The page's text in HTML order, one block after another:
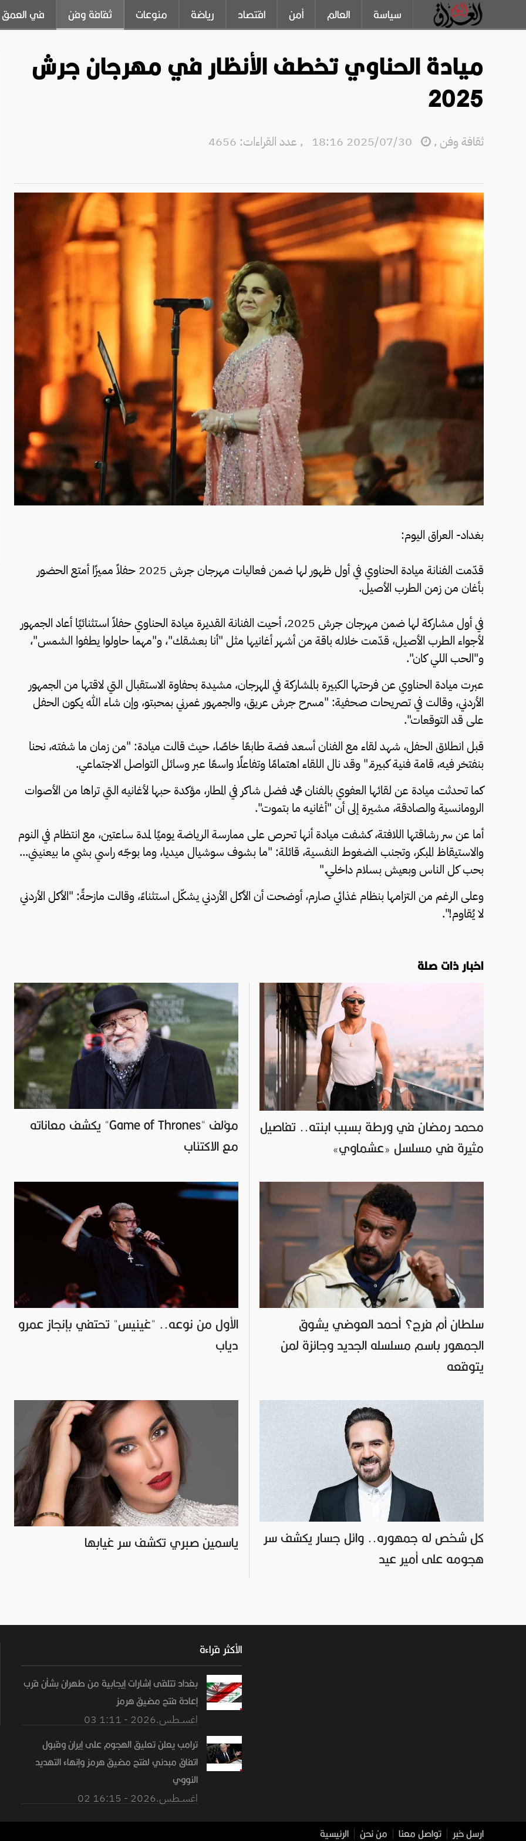
سياسة العالم أمن اقتصاد رياضة منوعات ثقافة وفن في العمق
ميادة الحناوي تخطف الأنظار في مهرجان جرش
2025
ثقافة وفن ,
, عدد القراءات: 4656
بغداد- العراق اليوم:
قدّمت الفنانة ميادة الحناوي في أول ظهور لها ضمن فعاليات مهرجان جرش 2025 حفلاً مميزًا أمتع الحضور
بأغان من زمن الطرب الأصيل.
في أول مشاركة لها ضمن مهرجان جرش 2025، أحيت الفنانة القديرة ميادة الحناوي حفلاً استثنائيًا أعاد الجمهور
لأجواء الطرب الأصيل، قدّمت خلاله باقة من أشهر أغانيها مثل "أنا بعشقك"، و"مهما حاولوا يطفوا الشمس"،
و"الحب اللي كان".
عبرت ميادة الحناوي عن فرحتها الكبيرة بالمشاركة في المهرجان، مشيدة بحفاوة الاستقبال التي لاقتها من الجمهور
الأردني، وقالت في تصريحات صحفية: "مسرح جرش عريق، والجمهور غمرني بمحبتو، وإن شاء الله يكون الحفل
على قد التوقعات".
قبل انطلاق الحفل، شهد لقاء مع الفنان أسعد فضة طابعًا خاصًا، حيث قالت ميادة: "من زمان ما شفته، نحنا
بنفتخر فيه، قامة فنية كبيرة." وقد نال اللقاء اهتمامًا وتفاعلًا واسعًا عبر وسائل التواصل الاجتماعي.
كما تحدثت ميادة عن لقائها العفوي بالفنان محمد فضل شاكر في المطار، مؤكدة حبها لأغانيه التي تراها من الأصوات
الرومانسية والصادقة، مشيرة إلى أن "أغانيه ما بتموت".
أما عن سر رشاقتها اللافتة، كشفت ميادة أنها تحرص على ممارسة الرياضة يوميًا لمدة ساعتين، مع انتظام في النوم
والاستيقاظ المبكر، وتجنب الضغوط النفسية، قائلة: "ما بشوف سوشيال ميديا، وما بوجّه راسي بشي ما بيعنيني...
بحب كل الناس وبعيش بسلام داخلي."
وعلى الرغم من التزامها بنظام غذائي صارم، أوضحت أن الأكل الأردني يشكّل استثناءً، وقالت مازحةً: "الأكل الأردني
لا يُقاوم!".
اخبار ذات صلة
مؤلف "Game of Thrones" يكشف معاناته
مع الاكتئاب
محمد رمضان في ورطة بسبب ابنته.. تفاصيل
مثيرة في مسلسل «عشماوي»
الأول من نوعه.. "غينيس" تحتفي بإنجاز عمرو
دياب
سلطان أم فرج؟ أحمد العوضي يشوق
الجمهور باسم مسلسله الجديد وجائزة لمن
يتوقعه
ياسمين صبري تكشف سر غيابها
كل شخص له جمهوره.. وائل جسار يكشف سر
هجومه على أمير عيد
الأكثر قراءة
بغداد تتلقى إشارات إيجابية من طهران بشأن قرب
إعادة فتح مضيق هرمز
03 اغســطس.2026 - 1:11
ترامب يعلن تعليق الهجوم على إيران وقبول
اتفاق مبدئي لفتح مضيق هرمز وإنهاء التهديد
النووي
02 اغســطس.2026 - 16:15
الرئيسية من نحن تواصل معنا ارسل خبر